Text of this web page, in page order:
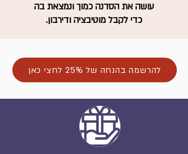
עושה את הסדנה כמוך ונמצאת בה
כדי לקבל מוטיבציה ודירבון.
להרשמה בהנחה של 25% לחצי כאן